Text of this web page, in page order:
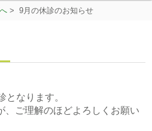
> 9月の休診のお知らせ
となります。
、ご理解のほどよろしくお願い